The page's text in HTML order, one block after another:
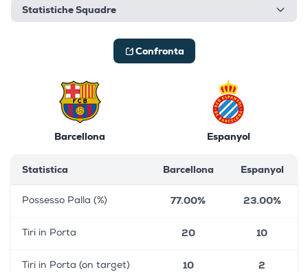
Statistiche Squadre
Confronta
Barcellona Espanyol
Statistica Barcellona Espanyol
Possesso Palla (%) 77.00% 23.00%
Tiri in Porta 20 10
Tiri in Porta (on target) 10 2